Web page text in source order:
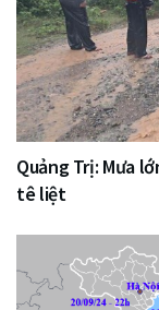
Quảng Trị: Mưa
tê liệt